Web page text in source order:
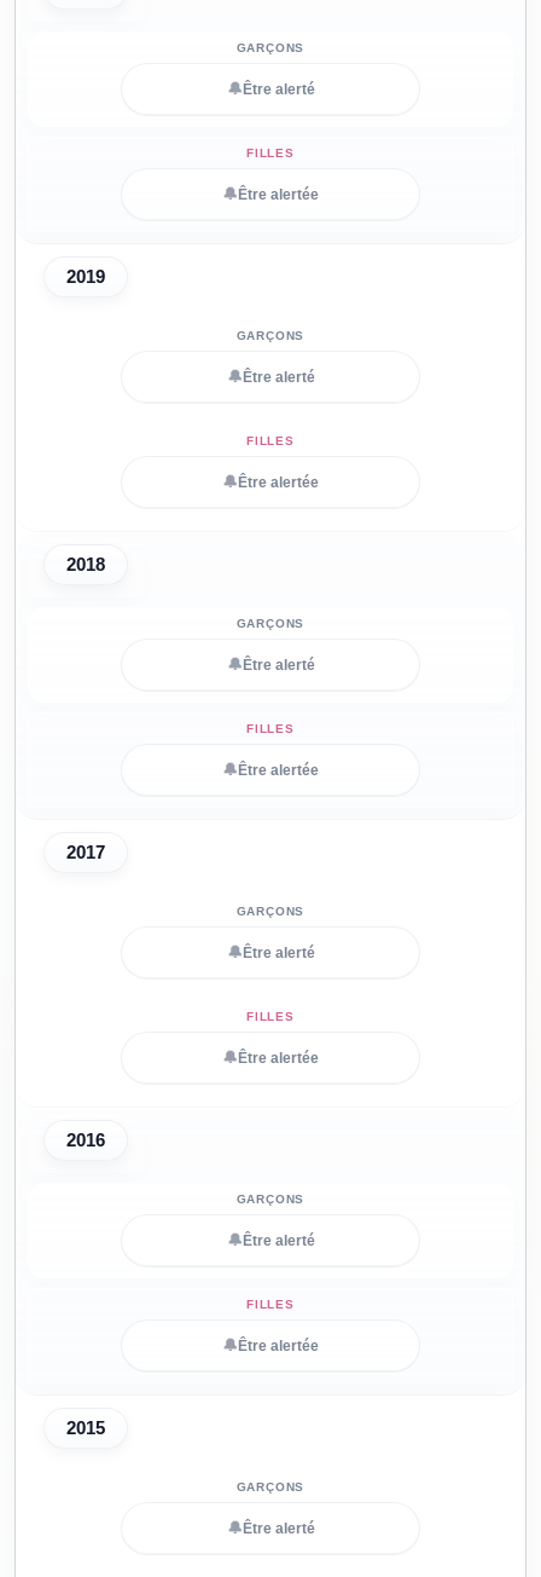
🔔 Être alerté
🔔 Être alertée
2019
🔔 Être alerté
🔔 Être alertée
2018
🔔 Être alerté
🔔 Être alertée
2017
🔔 Être alerté
🔔 Être alertée
2016
🔔 Être alerté
🔔 Être alertée
2015
🔔 Être alerté